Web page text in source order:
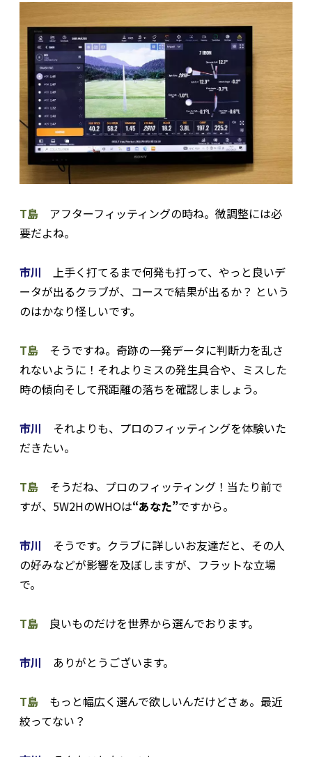
T島 アフターフィッティングの時ね。微調整には必
要だよね。
市川 上手く打てるまで何発も打って、やっと良いデ
ータが出るクラブが、コースで結果が出るか？ という
のはかなり怪しいです。
T島 そうですね。奇跡の一発データに判断力を乱さ
れないように！それよりミスの発生具合や、ミスした
時の傾向そして飛距離の落ちを確認しましょう。
市川 それよりも、プロのフィッティングを体験いた
だきたい。
T島 そうだね、プロのフィッティング！当たり前で
すが、5W2HのWHOは“あなた”ですから。
市川 そうです。クラブに詳しいお友達だと、その人
の好みなどが影響を及ぼしますが、フラットな立場
で。
T島 良いものだけを世界から選んでおります。
市川 ありがとうございます。
T島 もっと幅広く選んで欲しいんだけどさぁ。最近
絞ってない？